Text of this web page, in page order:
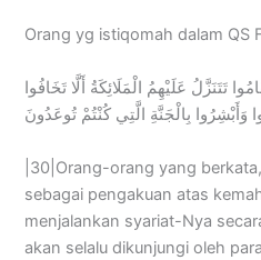
Orang yg istiqomah dalam QS
تَتَنَزَّلُ عَلَيْهِمُ الْمَلَائِكَةُ أَلَّا تَخَافُوا
وَأَبْشِرُوا بِالْجَنَّةِ الَّتِي كُنْتُمْ تُوعَدُونَ
|30|Orang-orang yang
sebagai pengakuan atas
menjalankan syariat-Nya
akan selalu dikunjungi oleh